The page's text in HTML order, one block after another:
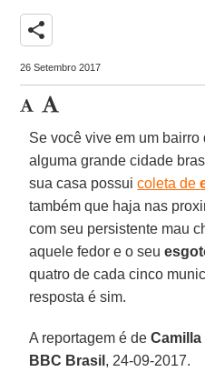
share
26 Setembro 2017
Se você vive em um
alguma grande cidade
sua casa possuicoleta de
também que haja nas
com seu persistente mau
aquele fedor e o seu
quatro de cada cinco
resposta é sim.
A reportagem é de
BBC Brasil , 24-09-2017.